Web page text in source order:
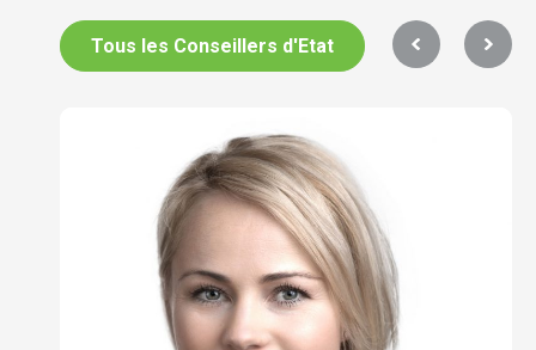
Tous les Conseillers d'Etat